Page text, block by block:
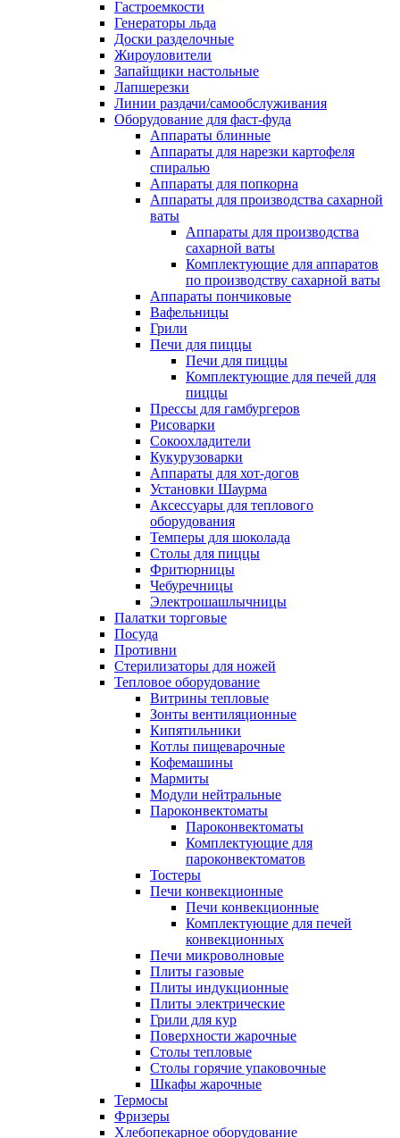
Гастроемкости
Генераторы льда
Доски разделочные
Жироуловители
Запайщики настольные
Лапшерезки
Линии раздачи/самообслуживания
Оборудование для фаст-фуда
Аппараты блинные
Аппараты для нарезки картофеля
спиралью
Аппараты для попкорна
Аппараты для производства сахарной
ваты
Аппараты для производства
сахарной ваты
Комплектующие для аппаратов
по производству сахарной ваты
Аппараты пончиковые
Вафельницы
Грили
Печи для пиццы
Печи для пиццы
Комплектующие для печей для
пиццы
Прессы для гамбургеров
Рисоварки
Сокоохладители
Кукурузоварки
Аппараты для хот-догов
Установки Шаурма
Аксессуары для теплового
оборудования
Темперы для шоколада
Столы для пиццы
Фритюрницы
Чебуречницы
Электрошашлычницы
Палатки торговые
Посуда
Противни
Стерилизаторы для ножей
Тепловое оборудование
Витрины тепловые
Зонты вентиляционные
Кипятильники
Котлы пищеварочные
Кофемашины
Мармиты
Модули нейтральные
Пароконвектоматы
Пароконвектоматы
Комплектующие для
пароконвектоматов
Тостеры
Печи конвекционные
Печи конвекционные
Комплектующие для печей
конвекционных
Печи микроволновые
Плиты газовые
Плиты индукционные
Плиты электрические
Грили для кур
Поверхности жарочные
Столы тепловые
Столы горячие упаковочные
Шкафы жарочные
Термосы
Фризеры
Хлебопекарное оборудование